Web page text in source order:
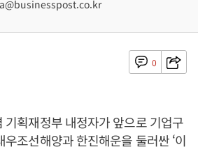
0
기획재정부 내정자가 앞으로 기업구
조선해양과 한진해운을 둘러싼 ‘이